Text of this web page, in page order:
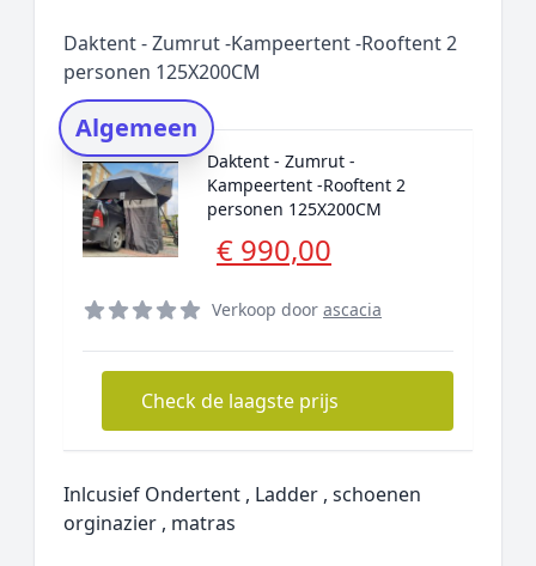
Rating topper
Onderzoeksmethode
Alternatieven
Prijsniveaus
Daktent - Zumrut -Kampeertent -Rooftent 2
personen 125X200CM
Algemeen
Daktent - Zumrut -
Kampeertent -Rooftent 2
personen 125X200CM
€ 990,00
Verkoop door ascacia
Check de laagste prijs
Inlcusief Ondertent , Ladder , schoenen
orginazier , matras